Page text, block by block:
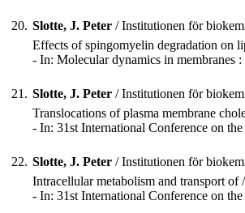
20. Slotte, J. Peter / Institutionen för
Effects of spingomyelin degradation on
- In: Molecular dynamics in membranes
21. Slotte, J. Peter / Institutionen för
Translocations of plasma membrane
- In: 31st International Conference on
22. Slotte, J. Peter / Institutionen för
Intracellular metabolism and transport
- In: 31st International Conference on